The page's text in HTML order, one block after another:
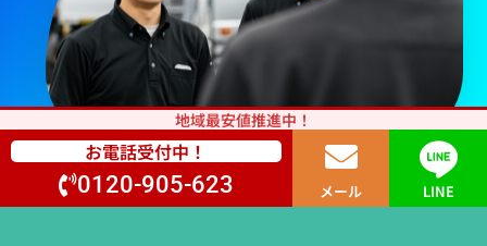
地域最安値推進中！
お電話受付中！
0120-905-623 メール LINE